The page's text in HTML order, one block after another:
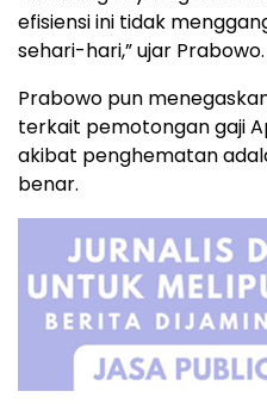
efisiensi ini tidak
sehari-hari,” ujar Prabowo.
Prabowo pun
terkait pemotongan gaji
akibat penghematan
benar.